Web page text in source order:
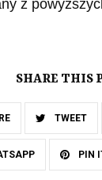
z
SHARE THIS
TWEET
PIN